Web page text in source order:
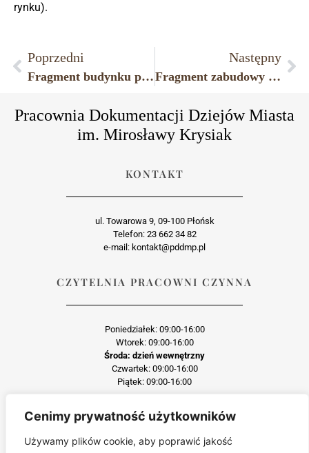
Cenimy prywatność użytkowników
Używamy plików cookie, aby poprawić jakość
rynku).
Poprzedni
Fragment budynku poklasztornego w Płońsku przy ulicy Płockiej 19.
Następny
Fragment zabudowy ulicy Płockiej w Płońsku.
Pracownia Dokumentacji Dziejów Miasta
im. Mirosławy Krysiak
KONTAKT
ul. Towarowa 9, 09-100 Płońsk
Telefon: 23 662 34 82
e-mail: kontakt@pddmp.pl
CZYTELNIA PRACOWNI CZYNNA
Poniedziałek: 09:00-16:00
Wtorek: 09:00-16:00
Środa: dzień wewnętrzny
Czwartek: 09:00-16:00
Piątek: 09:00-16:00
Każda reprodukcja lub adaptacja całości bądź części materiału, niezależnie od
Jakiekolwiek kopiowanie, reprodukcja lub publikacja prezentowanego materiału